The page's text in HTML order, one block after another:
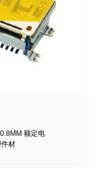
额定电
材